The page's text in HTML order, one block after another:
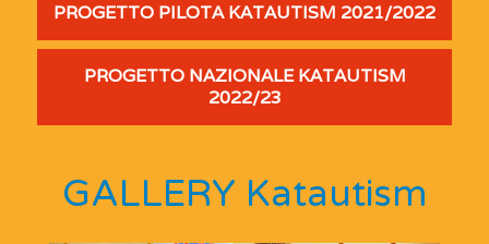
PROGETTO PILOTA KATAUTISM 2021/2022
PROGETTO NAZIONALE KATAUTISM
2022/23
GALLERY Katautism